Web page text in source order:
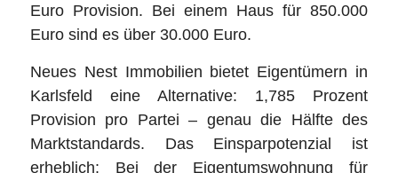
Euro Provision. Bei einem Haus für 850.000
Euro sind es über 30.000 Euro.
Neues Nest Immobilien bietet Eigentümern in
Karlsfeld eine Alternative: 1,785 Prozent
Provision pro Partei – genau die Hälfte des
Marktstandards. Das Einsparpotenzial ist
erheblich: Bei der Eigentumswohnung für